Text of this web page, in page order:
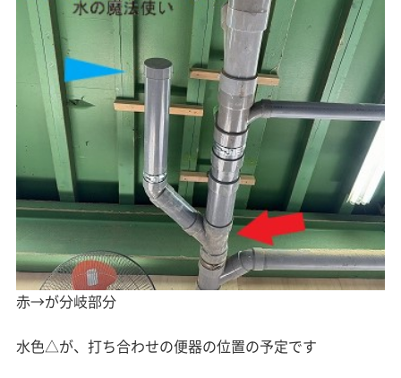
赤→が分岐部分
水色△が、打ち合わせの便器の位置の予定です